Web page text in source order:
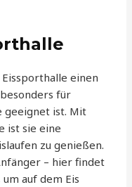
einen
für
geeignet ist. Mit
ist sie eine
zu genießen.
– hier findet
auf dem Eis